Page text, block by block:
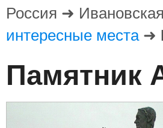
Россия ➜
интересные места➜
Памятник